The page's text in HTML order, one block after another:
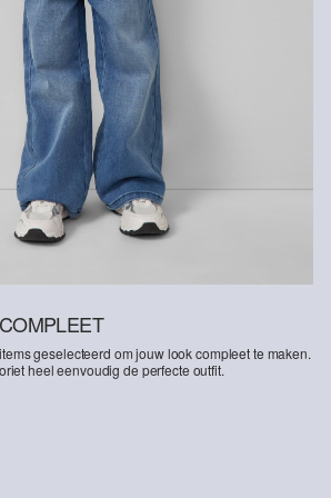
geselecteerd om jouw look compleet te maken.
heel eenvoudig de perfecte outfit.